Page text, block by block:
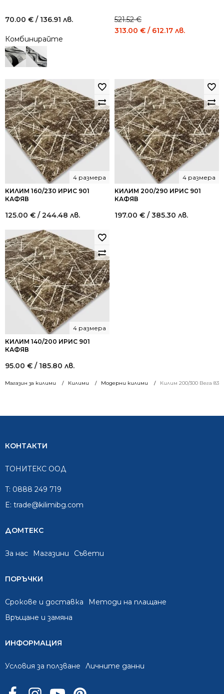
Магазин за килими Килими Модерни килими Килим 200/300 Вега
70.00 € / 136.91 лв.
Комбинирайте
521.52€
Original
1,020.00
лв..
313.00 € / 612.17 лв.
612.17
лв..
КИЛИМ 160/230 ИРИС 901
КАФЯВ
4 размера
125.00 € / 244.48 лв.
КИЛИМ 200/290 ИРИС 901
КАФЯВ
4 размера
197.00 € / 385.30 лв.
КИЛИМ 140/200 ИРИС 901
КАФЯВ
4 размера
95.00 € / 185.80 лв.
КОНТАКТИ
ТОНИТЕКС ООД
T: 0888 249 719
E: trade@kilimibg.com
ДОМТЕКС
За нас Mагазини Съвети
ПОРЪЧКИ
Срокове и доставка
Методи на плащане
Връщане и замяна
ИНФОРМАЦИЯ
Условия за ползване Личните данни